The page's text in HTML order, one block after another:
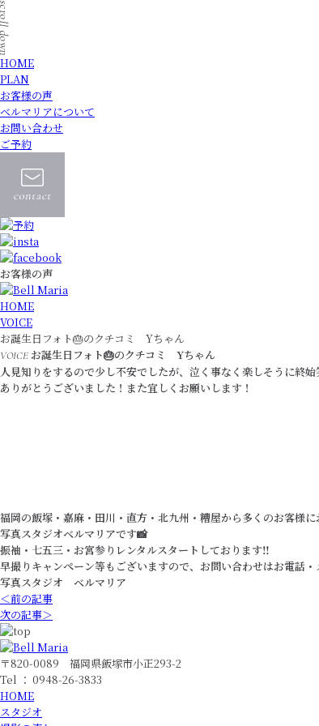
HOME
PLAN
お客様の声
ベルマリアについて
お問い合わせ
ご予約
お客様の声
HOME
VOICE
お誕生日フォト🎂のクチコミ Yちゃん
VOICEお誕生日フォト🎂のクチコミ Yちゃん
人見知りをするので少し不安でしたが、泣く事なく楽しそうに終
ありがとうございました！ また宜しくお願いします！
福岡の飯塚・嘉麻・田川・直方・北九州・糟屋から多くのお客様に
写真スタジオベルマリアです📸
振袖・七五三・お宮参りレンタルスタートしております‼️
早撮りキャンペーン等もございますので、お問い合わせはお電話
写真スタジオ ベルマリア
＜前の記事
次の記事＞
〒820-0089 福岡県飯塚市小正293-2
Tel ： 0948-26-3833
HOME
スタジオ